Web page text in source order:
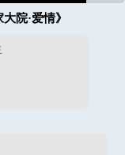
院·爱情》